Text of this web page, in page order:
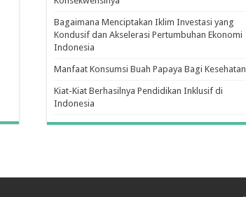
Bagaimana Menciptakan Iklim Investasi yang
Kondusif dan Akselerasi Pertumbuhan Ekonomi
Indonesia
Manfaat Konsumsi Buah Papaya Bagi Kesehatan
Kiat-Kiat Berhasilnya Pendidikan Inklusif di
Indonesia